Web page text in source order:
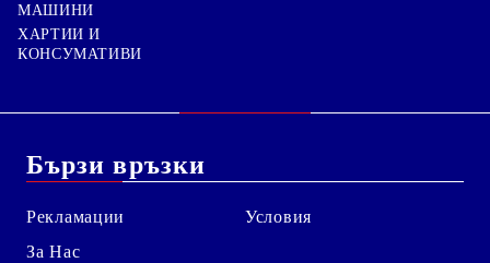
МАШИНИ
ХАРТИИ И
КОНСУМАТИВИ
Бързи връзки
Рекламации
За Нас
Условия